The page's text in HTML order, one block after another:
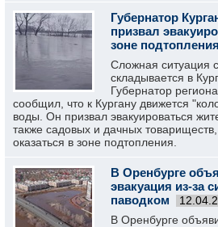
Губернатор
призвал
зоне подтопления
Сложная ситуация
складывается в
Губернатор
сообщил, что к Кургану движется
воды. Он призвал эвакуироваться
также садовых и дачных
оказаться в зоне подтопления.
В Оренбурге
эвакуация из-за
паводком
В Оренбурге